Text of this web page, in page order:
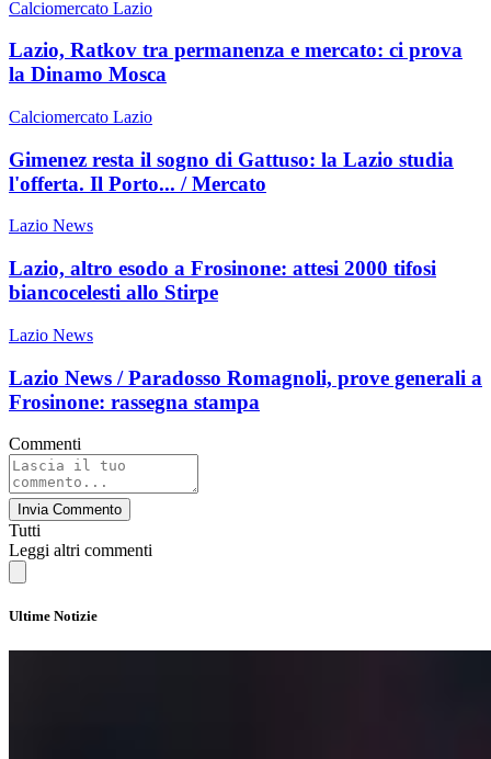
Calciomercato Lazio
Lazio, Ratkov tra permanenza e mercato: ci prova
la Dinamo Mosca
Calciomercato Lazio
Gimenez resta il sogno di Gattuso: la Lazio studia
l'offerta. Il Porto... / Mercato
Lazio News
Lazio, altro esodo a Frosinone: attesi 2000 tifosi
biancocelesti allo Stirpe
Lazio News
Lazio News / Paradosso Romagnoli, prove generali a
Frosinone: rassegna stampa
Commenti
Invia Commento
Tutti
Leggi altri commenti
Ultime Notizie